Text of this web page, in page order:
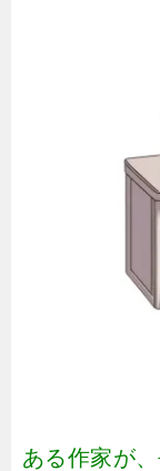
ある作家が